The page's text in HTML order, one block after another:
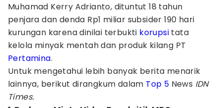
Muhamad Kerry Adrianto, dituntut 18 tahun
penjara dan denda Rp1 miliar subsider 190 hari
kurungan karena dinilai terbukti korupsi tata
kelola minyak mentah dan produk kilang PT
Pertamina.
Untuk mengetahui lebih banyak berita menarik
lainnya, berikut dirangkum dalam Top 5 News IDN
Times.